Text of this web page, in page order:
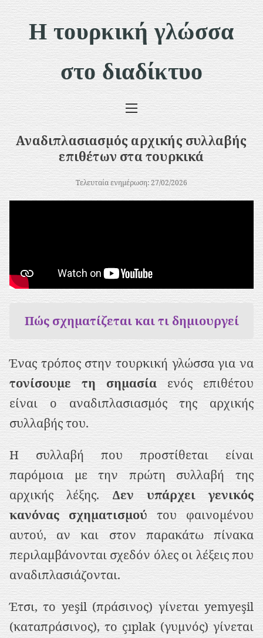
Μ
Η τουρκική γλώσσα
στο διαδίκτυο
Αναδιπλασιασμός αρχικής συλλαβής
επιθέτων στα τουρκικά
Τελευταία ενημέρωση: 27/02/2026
Πώς σχηματίζεται και τι δημιουργεί
Ένας τρόπος στην τουρκική γλώσσα για να
τονίσουμε τη σημασία ενός επιθέτου
είναι ο αναδιπλασιασμός της αρχικής
συλλαβής του.
Η συλλαβή που προστίθεται είναι
παρόμοια με την πρώτη συλλαβή της
αρχικής λέξης.Δεν υπάρχει γενικός
κανόνας σχηματισμού του φαινομένου
αυτού, αν και στον παρακάτω πίνακα
περιλαμβάνονται σχεδόν όλες οι λέξεις που
αναδιπλασιάζονται.
Έτσι, το yeşil (πράσινος) γίνεται yemyeşil
(καταπράσινος), το çıplak (γυμνός) γίνεται